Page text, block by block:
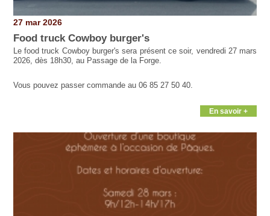
27 mar 2026
Food truck Cowboy burger's
Le food truck Cowboy burger's sera présent ce soir, vendredi 27 mars
2026, dès 18h30, au Passage de la Forge.
Vous pouvez passer commande au 06 85 27 50 40.
En savoir +